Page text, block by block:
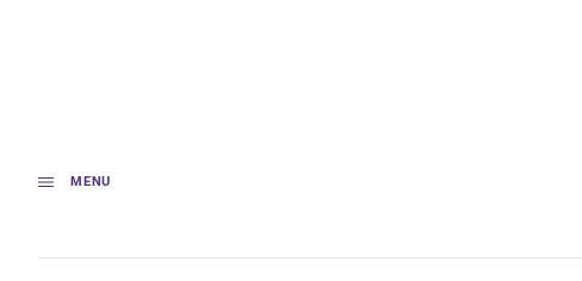
MENU
Accueil Dégustation Côtes du Rhône blanc : Bécassonne 2021 du Domaine